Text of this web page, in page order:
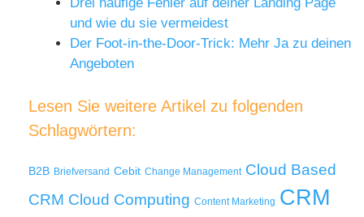
und wie du sie vermeidest
Der Foot-in-the-Door-Trick: Mehr Ja zu deinen
Angeboten
Lesen Sie weitere Artikel zu folgenden
Schlagwörtern:
B2B Briefversand Cebit Change Management Cloud Based
CRM Cloud Computing Content Marketing CRM